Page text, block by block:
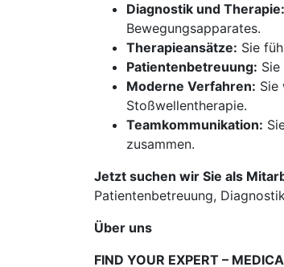
Diagnostik und Therapie:
Bewegungsapparates.
Therapieansätze: Sie
Patientenbetreuung:
Moderne Verfahren: Sie
Stoßwellentherapie.
Teamkommunikation:
zusammen.
Jetzt suchen wir Sie als
Patientenbetreuung,
Über uns
FIND YOUR EXPERT –